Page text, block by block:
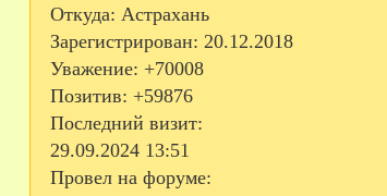
Откуда: Астрахань
Зарегистрирован: 20.12.2018
Уважение: +70008
Позитив: +59876
Последний визит:
29.09.2024 13:51
Провел на форуме: